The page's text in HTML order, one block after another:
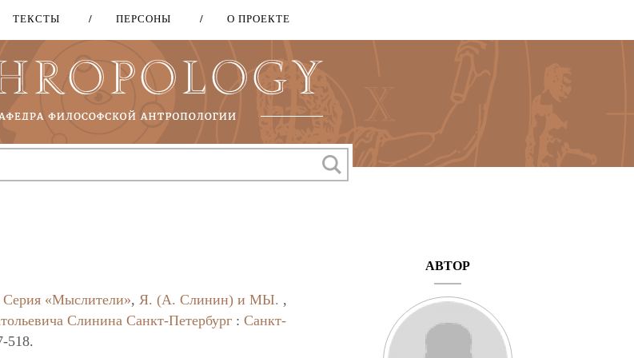
Перейти
основному
содержанию
ТЕКСТЫ ПЕРСОНЫ О ПРОЕКТЕ
Серия «Мыслители», Я. (А. Слинин) и МЫ. ,
Слинина Санкт-Петербург : Санкт-
518.
АВТОР